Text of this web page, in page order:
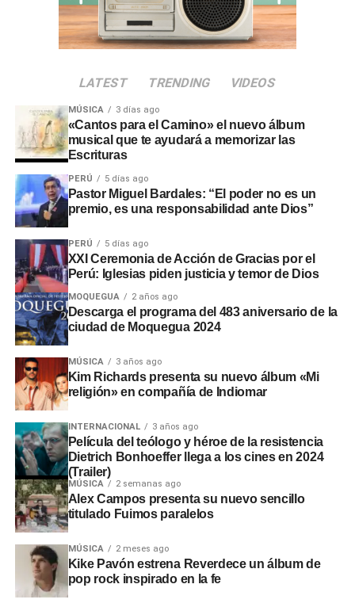
A solicitud de la propia mandataria, la ceremonia solemne
quedó fijada para elmiércoles 30 de julio a las 09:00
. La propuesta respondió a la necesidad de atender
gubernamental.
El evento oficial contará con
transmisión en directo a
nivel nacionalpara facilitar la participación ciudadana
desde distintas regiones. Con esta actividad, la
comunidad evangélica ratificó su respaldo cívico y sus
oraciones por la gestión de las nuevas autoridades.
LATEST TRENDING VIDEOS
MÚSICA 3 días ago
«Cantos para el Camino» el nuevo álbum
musical que te ayudará a memorizar las
Escrituras
PERÚ 5 días ago
Pastor Miguel Bardales: “El poder no es un
premio, es una responsabilidad ante Dios”
PERÚ 5 días ago
XXI Ceremonia de Acción de Gracias por el
Perú: Iglesias piden justicia y temor de Dios
MOQUEGUA 2 años ago
Descarga el programa del 483 aniversario de la
ciudad de Moquegua 2024
MÚSICA 3 años ago
Kim Richards presenta su nuevo álbum «Mi
religión» en compañía de Indiomar
INTERNACIONAL 3 años ago
Película del teólogo y héroe de la resistencia
Dietrich Bonhoeffer llega a los cines en 2024
(Trailer)
MÚSICA 2 semanas ago
Alex Campos presenta su nuevo sencillo
titulado Fuimos paralelos
MÚSICA 2 meses ago
Kike Pavón estrena Reverdece un álbum de
pop rock inspirado en la fe